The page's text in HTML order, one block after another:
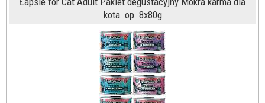
kota. op. 8x80g